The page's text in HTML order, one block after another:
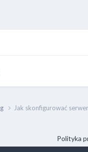
Jak skonfigurować
Polityka